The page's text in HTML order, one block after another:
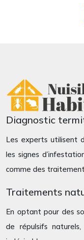
Diagnostic
Les experts utilisent
les signes
comme des
Traitements
En optant pour des
de répulsifs